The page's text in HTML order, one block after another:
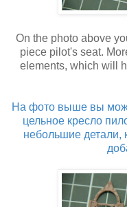
On the photo above
piece pilot's seat.
elements, which will
На фото выше вы
цельное кресло
небольшие детали,